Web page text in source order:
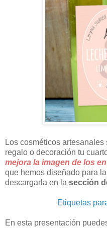
Los cosméticos
regalo o decoración tu
mejora la imagen de los
que hemos diseñado para
descargarla en la sección
Etiquetas
En esta presentación